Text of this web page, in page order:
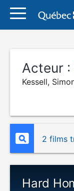
Acteur :
Kessell,
2 films
Hard